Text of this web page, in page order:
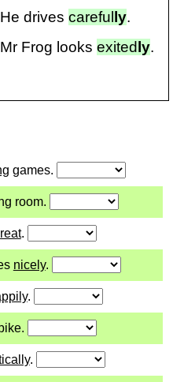
He drivescareful ly.
Mr Frog looksexited ly.